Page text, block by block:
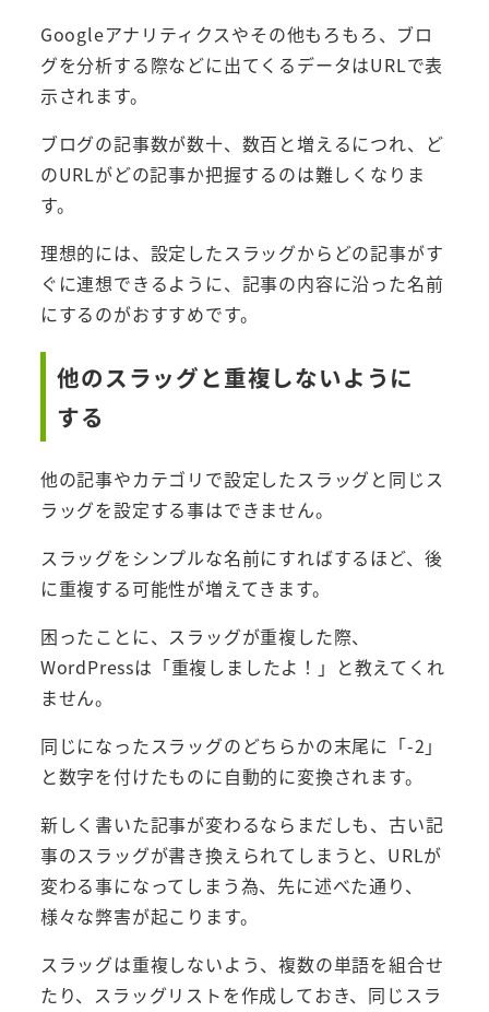
Googleアナリティクスやその他もろもろ、ブロ
グを分析する際などに出てくるデータはURLで表
示されます。
ブログの記事数が数十、数百と増えるにつれ、ど
のURLがどの記事か把握するのは難しくなりま
す。
理想的には、設定したスラッグからどの記事がす
ぐに連想できるように、記事の内容に沿った名前
にするのがおすすめです。
他のスラッグと重複しないように
する
他の記事やカテゴリで設定したスラッグと同じス
ラッグを設定する事はできません。
スラッグをシンプルな名前にすればするほど、後
に重複する可能性が増えてきます。
困ったことに、スラッグが重複した際、
WordPressは「重複しましたよ！」と教えてくれ
ません。
同じになったスラッグのどちらかの末尾に「-2」
と数字を付けたものに自動的に変換されます。
新しく書いた記事が変わるならまだしも、古い記
事のスラッグが書き換えられてしまうと、URLが
変わる事になってしまう為、先に述べた通り、
様々な弊害が起こります。
スラッグは重複しないよう、複数の単語を組合せ
たり、スラッグリストを作成しておき、同じスラ